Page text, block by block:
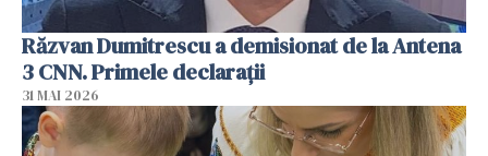
Răzvan Dumitrescu a demisionat de la Antena
3 CNN. Primele declarații
31 MAI 2026